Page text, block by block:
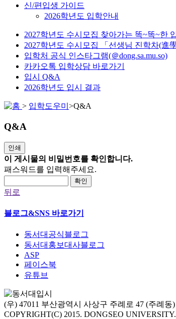
신/편입생 가이드
2026학년도 입학안내
2027학년도 수시모집 찾아가는 똑~똑~한
2027학년도 수시모집 「선생님 진학차(進
입학처 공식 인스타그램(＠dong.sa.mu.so)
카카오톡 입학상담 바로가기
입시 Q&A
2026학년도 입시 결과
> 입학도우미 >Q&A
Q&A
인쇄
이 게시물의 비밀번호를 확인합니다.
패스워드를 입력해주세요.
확인
뒤로
블로그&SNS 바로가기
동서대공식블로그
동서대홍보대사블로그
ASP
페이스북
유튜브
(우) 47011 부산광역시 사상구 주례로 47 (주례
COPYRIGHT(C) 2015. DONGSEO